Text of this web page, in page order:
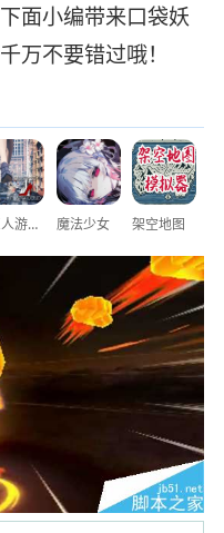
面小编带来口袋妖
万不要错过哦！
女巨人游乐场 魔法少女 架空地图